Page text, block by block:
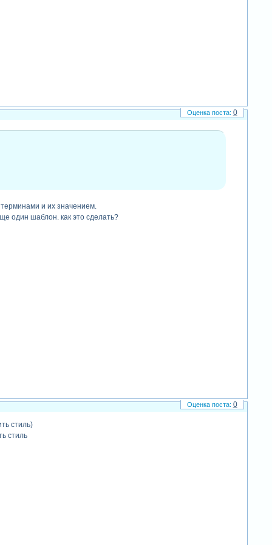
и их значением.
один шаблон. как это сделать?
0
стиль)
стиль
0